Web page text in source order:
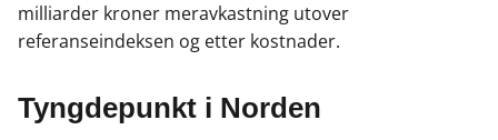
milliarder kroner meravkastning utover
referanseindeksen og etter kostnader.
Tyngdepunkt i Norden